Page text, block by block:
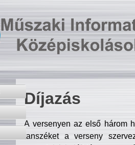
Díjazás
A versenyen az első három
tanszéket a verseny